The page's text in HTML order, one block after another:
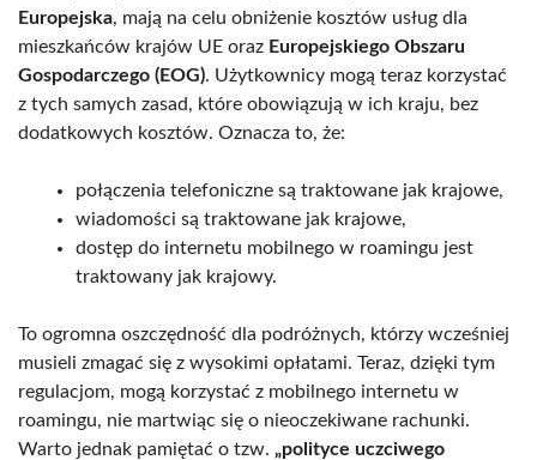
Europejska, mają na celu obniżenie kosztów usług dla
mieszkańców krajów UE oraz Europejskiego Obszaru
Gospodarczego (EOG). Użytkownicy mogą teraz korzystać
z tych samych zasad, które obowiązują w ich kraju, bez
dodatkowych kosztów. Oznacza to, że:
połączenia telefoniczne są traktowane jak krajowe,
wiadomości są traktowane jak krajowe,
dostęp do internetu mobilnego w roamingu jest
traktowany jak krajowy.
To ogromna oszczędność dla podróżnych, którzy wcześniej
musieli zmagać się z wysokimi opłatami. Teraz, dzięki tym
regulacjom, mogą korzystać z mobilnego internetu w
roamingu, nie martwiąc się o nieoczekiwane rachunki.
Warto jednak pamiętać o tzw. „polityce uczciwego